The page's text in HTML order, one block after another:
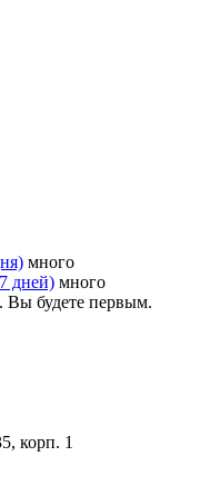
много
дней) много
Вы будете первым.
корп. 1